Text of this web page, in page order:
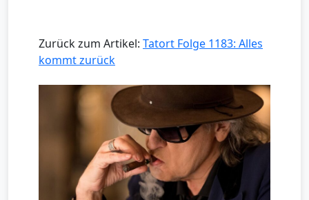
Zurück zum Artikel: Tatort Folge 1183: Alles
kommt zurück